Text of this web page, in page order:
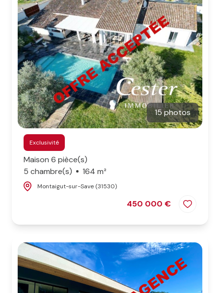
15 photos
Exclusivité
Maison 6 pièce(s)
5 chambre(s)
164 m²
Montaigut-sur-Save (31530)
450 000 €